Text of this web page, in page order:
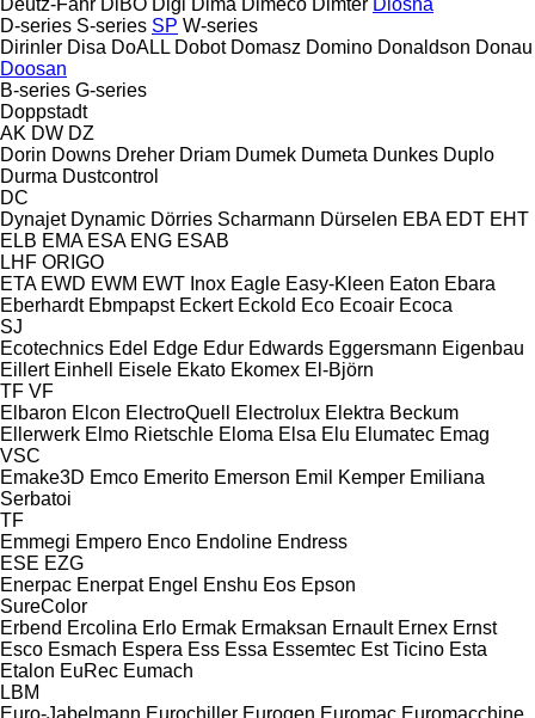
D-series S-series SP W-series
Dirinler Disa DoALL Dobot Domasz Domino Donaldson Donau
Doosan
B-series G-series
Doppstadt
AK DW DZ
Dorin Downs Dreher Driam Dumek Dumeta Dunkes Duplo
Durma Dustcontrol
DC
Dynajet Dynamic Dörries Scharmann Dürselen EBA EDT EHT
ELB EMA ESA ENG ESAB
LHF ORIGO
ETA EWD EWM EWT Inox Eagle Easy-Kleen Eaton Ebara
Eberhardt Ebmpapst Eckert Eckold Eco Ecoair Ecoca
SJ
Ecotechnics Edel Edge Edur Edwards Eggersmann Eigenbau
Eillert Einhell Eisele Ekato Ekomex El-Björn
TF VF
Elbaron Elcon ElectroQuell Electrolux Elektra Beckum
Ellerwerk Elmo Rietschle Eloma Elsa Elu Elumatec Emag
VSC
Emake3D Emco Emerito Emerson Emil Kemper Emiliana
Serbatoi
TF
Emmegi Empero Enco Endoline Endress
ESE EZG
Enerpac Enerpat Engel Enshu Eos Epson
SureColor
Erbend Ercolina Erlo Ermak Ermaksan Ernault Ernex Ernst
Esco Esmach Espera Ess Essa Essemtec Est Ticino Esta
Etalon EuRec Eumach
LBM
Euro-Jabelmann Eurochiller Eurogen Euromac Euromacchine